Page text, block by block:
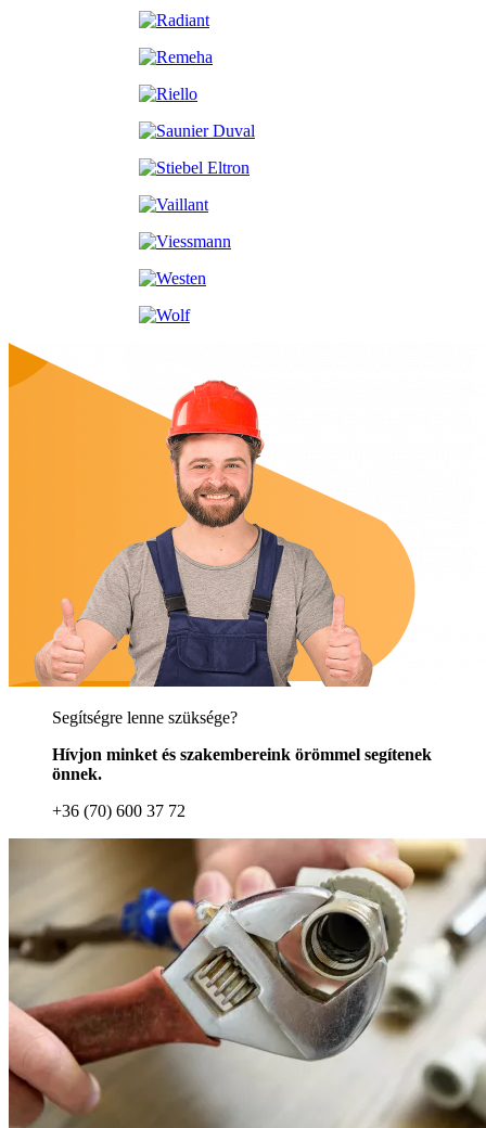
Segítségre lenne szüksége?
Hívjon minket és szakembereink örömmel segítenek
önnek.
+36 (70) 600 37 72